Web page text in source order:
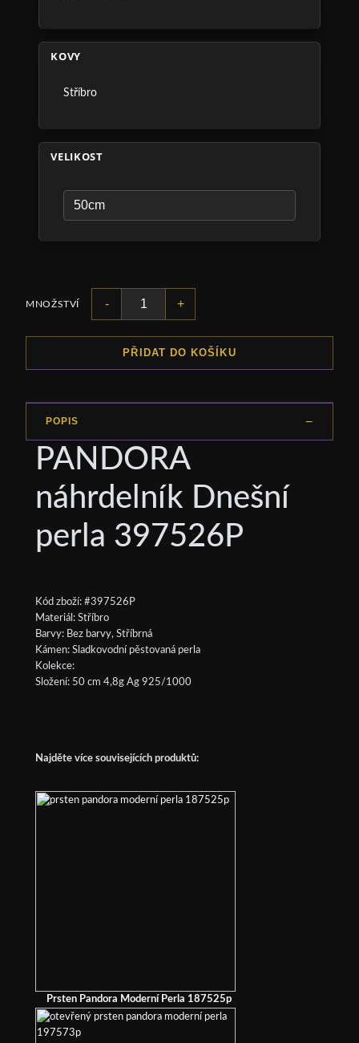
KOVY
Stříbro
VELIKOST
MNOŽSTVÍ - +
PŘIDAT DO KOŠÍKU
POPIS
PANDORA
náhrdelník Dnešní
perla 397526P
Kód zboží: #397526P
Materiál: Stříbro
Barvy: Bez barvy, Stříbrná
Kámen: Sladkovodní pěstovaná perla
Kolekce:
Složení: 50 cm 4,8g Ag 925/1000
Najděte více souvisejících produktů:
Prsten Pandora Moderní Perla 187525p